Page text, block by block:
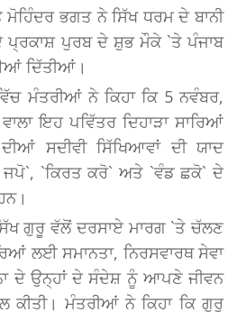
ਭਗਤ ਨੇ ਸਿੱਖ ਧਰਮ ਦੇ ਬਾਨੀ
ਪ੍ਰਕਾਸ਼ ਪੁਰਬ ਦੇ ਸ਼ੁਭ ਮੌਕੇ `ਤੇ ਪੰਜਾਬ
ਦਿੱਤੀਆਂ।
ਮੰਤਰੀਆਂ ਨੇ ਕਿਹਾ ਕਿ 5 ਨਵੰਬਰ,
ਇਹ ਪਵਿੱਤਰ ਦਿਹਾੜਾ ਸਾਰਿਆਂ
ਸਦੀਵੀ ਸਿੱਖਿਆਵਾਂ ਦੀ ਯਾਦ
ਜਪੋ`, `ਕਿਰਤ ਕਰੋ` ਅਤੇ `ਵੰਡ ਛਕੋ` ਦੇ
ਗੁਰੂ ਵੱਲੋਂ ਦਰਸਾਏ ਮਾਰਗ `ਤੇ ਚੱਲਣ
ਲਈ ਸਮਾਨਤਾ, ਨਿਰਸਵਾਰਥ ਸੇਵਾ
ਦੇ ਉਨ੍ਹਾਂ ਦੇ ਸੰਦੇਸ਼ ਨੂੰ ਆਪਣੇ ਜੀਵਨ
ਕੀਤੀ। ਮੰਤਰੀਆਂ ਨੇ ਕਿਹਾ ਕਿ ਗੁਰੂ